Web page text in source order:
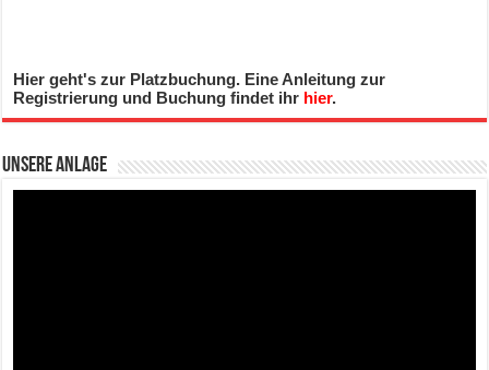
Hier geht's zur Platzbuchung. Eine Anleitung zur
Registrierung und Buchung findet ihr hier.
Unsere Anlage